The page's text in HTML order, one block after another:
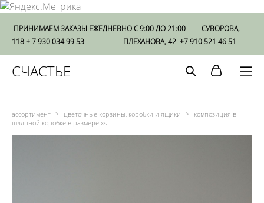
ПРИНИМАЕМ ЗАКАЗЫ ЕЖЕДНЕВНО С 9:00 ДО 21:00
СУВОРОВА,
118+ 7 930 034 99 53 ПЛЕХАНОВА, 42 +7 910 521 46 51
СЧАСТЬЕ
ассортимент > цветочные корзины, коробки и ящики > композиция в
шляпной коробке в размере xs